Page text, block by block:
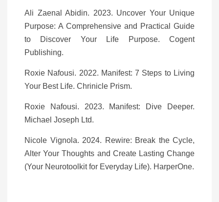
Ali Zaenal Abidin. 2023. Uncover Your Unique
Purpose: A Comprehensive and Practical Guide
to Discover Your Life Purpose. Cogent
Publishing.
Roxie Nafousi. 2022. Manifest: 7 Steps to Living
Your Best Life. Chrinicle Prism.
Roxie Nafousi. 2023. Manifest: Dive Deeper.
Michael Joseph Ltd.
Nicole Vignola. 2024. Rewire: Break the Cycle,
Alter Your Thoughts and Create Lasting Change
(Your Neurotoolkit for Everyday Life). HarperOne.